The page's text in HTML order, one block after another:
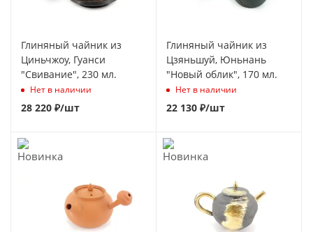
Глиняный чайник из
Циньчжоу, Гуанси
"Свивание", 230 мл.
Нет в наличии
28 220 ₽/шт
Глиняный чайник из
Цзяньшуй, Юньнань
"Новый облик", 170 мл.
Нет в наличии
22 130 ₽/шт